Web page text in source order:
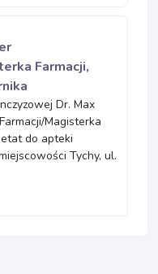
Farmacji,
Dr. Max
Magisterka
do apteki
Tychy, ul.